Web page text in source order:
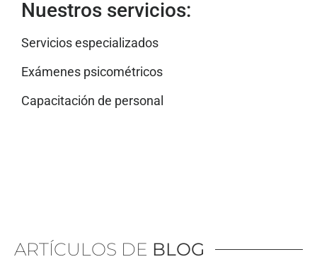
Nuestros servicios:
Servicios especializados
Exámenes psicométricos
Capacitación de personal
ARTÍCULOS DE BLOG